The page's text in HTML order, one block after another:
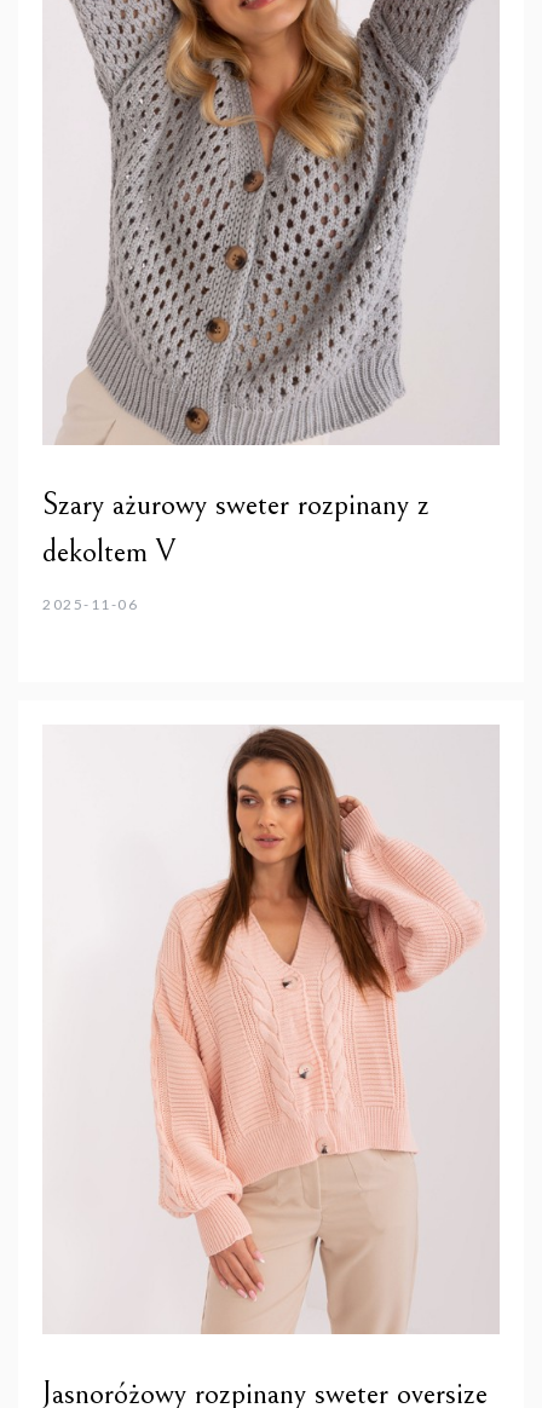
Szary ażurowy sweter rozpinany z
dekoltem V
2025-11-06
Jasnoróżowy rozpinany sweter oversize